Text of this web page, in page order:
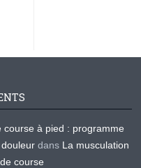
course à pied : programme
dans La musculation
course